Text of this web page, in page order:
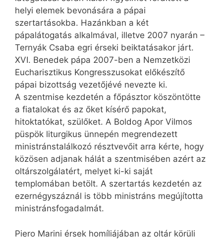
helyi elemek bevonására a pápai
szertartásokba. Hazánkban a két
pápalátogatás alkalmával, illetve 2007 nyarán –
Ternyák Csaba egri érseki beiktatásakor járt.
XVI. Benedek pápa 2007-ben a Nemzetközi
Eucharisztikus Kongresszusokat előkészítő
pápai bizottság vezetőjévé nevezte ki.
A szentmise kezdetén a főpásztor köszöntötte
a fiatalokat és az őket kísérő papokat,
hitoktatókat, szülőket. A Boldog Apor Vilmos
püspök liturgikus ünnepén megrendezett
ministránstalálkozó résztvevőit arra kérte, hogy
közösen adjanak hálát a szentmisében azért az
oltárszolgálatért, melyet ki-ki saját
templomában betölt. A szertartás kezdetén az
ezernégyszáznál is több ministráns megújította
ministránsfogadalmát.
Piero Marini érsek homíliájában az oltár körüli